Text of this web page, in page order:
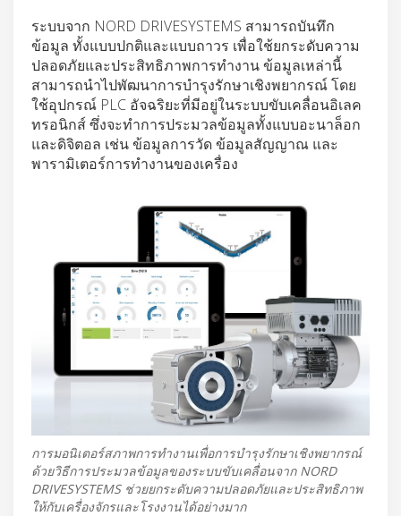
ระบบจาก NORD DRIVESYSTEMS สามารถบันทึก
ข้อมูล ทั้งแบบปกติและแบบถาวร เพื่อใช้ยกระดับความ
ปลอดภัยและประสิทธิภาพการทำงาน ข้อมูลเหล่านี้
สามารถนำไปพัฒนาการบำรุงรักษาเชิงพยากรณ์ โดย
ใช้อุปกรณ์ PLC อัจฉริยะที่มีอยู่ในระบบขับเคลื่อนอิเลค
ทรอนิกส์ ซึ่งจะทำการประมวลข้อมูลทั้งแบบอะนาล็อก
และดิจิตอล เช่น ข้อมูลการวัด ข้อมูลสัญญาณ และ
พารามิเตอร์การทำงานของเครื่อง
การมอนิเตอร์สภาพการทำงานเพื่อการบำรุงรักษาเชิงพยากรณ์
ด้วยวิธีการประมวลข้อมูลของระบบขับเคลื่อนจาก NORD
DRIVESYSTEMS ช่วยยกระดับความปลอดภัยและประสิทธิภาพ
ให้กับเครื่องจักรและโรงงานได้อย่างมาก